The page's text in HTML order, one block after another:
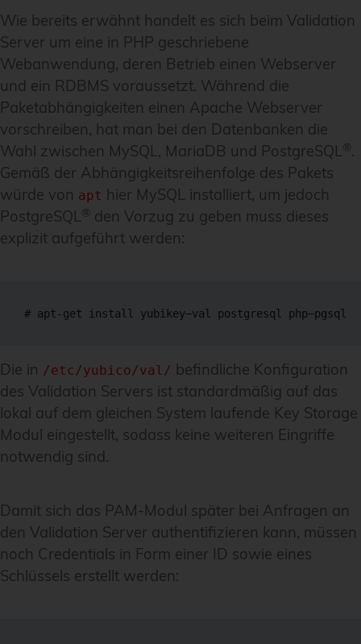
Wie bereits erwähnt handelt es sich beim Validation
Server um eine in PHP geschriebene
Webanwendung, deren Betrieb einen Webserver
und ein RDBMS voraussetzt. Während die
Paketabhängigkeiten einen Apache Webserver
vorschreiben, hat man bei den Datenbanken die
Wahl zwischen MySQL, MariaDB und PostgreSQL ®.
Gemäß der Abhängigkeitsreihenfolge des Pakets
würde von apt hier MySQL installiert, um jedoch
PostgreSQL ® den Vorzug zu geben muss dieses
explizit aufgeführt werden:
# apt-get install yubikey−val postgresql php−pgsql
Die in /etc/yubico/val/ befindliche Konfiguration
des Validation Servers ist standardmäßig auf das
lokal auf dem gleichen System laufende Key Storage
Modul eingestellt, sodass keine weiteren Eingriffe
notwendig sind.
Damit sich das PAM-Modul später bei Anfragen an
den Validation Server authentifizieren kann, müssen
noch Credentials in Form einer ID sowie eines
Schlüssels erstellt werden: